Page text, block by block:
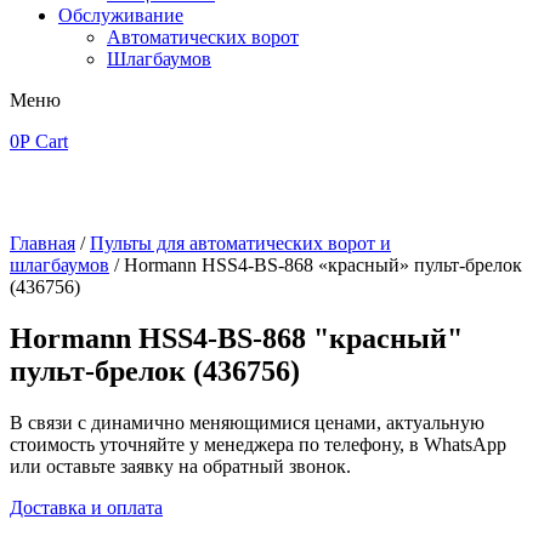
Обслуживание
Автоматических ворот
Шлагбаумов
Меню
0Р Cart
Главная /Пульты для автоматических ворот и
шлагбаумов / Hormann HSS4-BS-868 «красный» пульт-брелок
(436756)
Hormann HSS4-BS-868 "красный"
пульт-брелок (436756)
В связи с динамично меняющимися ценами, актуальную
стоимость уточняйте у менеджера по телефону, в WhatsApp
или оставьте заявку на обратный звонок.
Доставка и оплата